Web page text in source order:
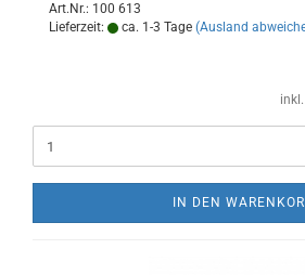
Art.Nr.: 100 613
Lieferzeit:
ca. 1-3 Tage (Ausland
IN DEN